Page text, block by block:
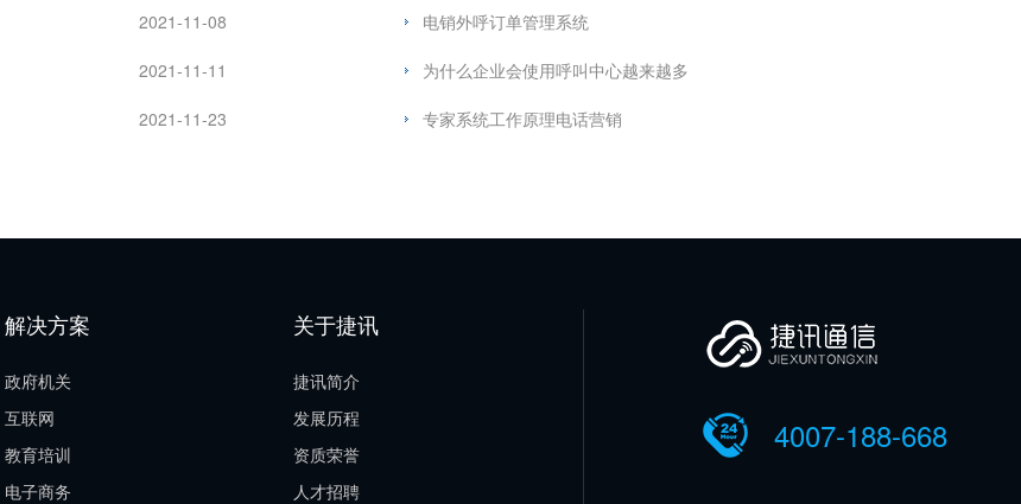
2021-11-08 电销外呼订单管理系统
2021-11-11 为什么企业会使用呼叫中心越来越多
2021-11-23 专家系统工作原理电话营销
解决方案
政府机关
互联网
教育培训
电子商务
关于捷讯
捷讯简介
发展历程
资质荣誉
人才招聘
4007-188-668